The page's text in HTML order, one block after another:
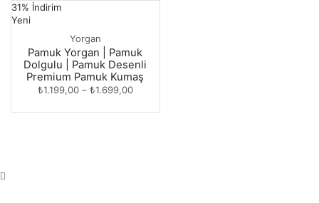
31% İndirim
Yeni
Yorgan
Pamuk Yorgan | Pamuk
Dolgulu | Pamuk Desenli
Premium Pamuk Kumaş
₺1.199,00– ₺1.699,00